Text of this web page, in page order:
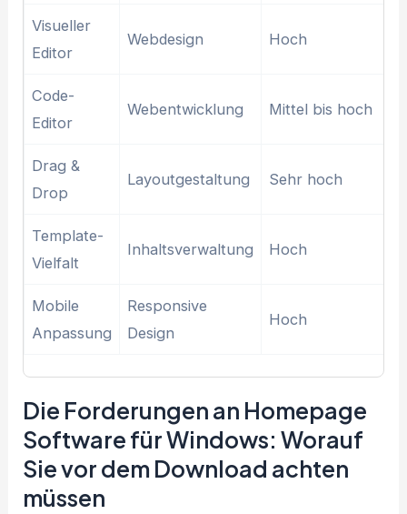
Visueller
Editor
Webdesign Hoch
Code-
Editor
Webentwicklung Mittel bis hoch
Drag &
Drop
Layoutgestaltung Sehr hoch
Template-
Vielfalt
Inhaltsverwaltung Hoch
Mobile
Anpassung
Responsive
Design
Hoch
Die Forderungen an Homepage
Software für Windows: Worauf
Sie vor dem Download achten
müssen